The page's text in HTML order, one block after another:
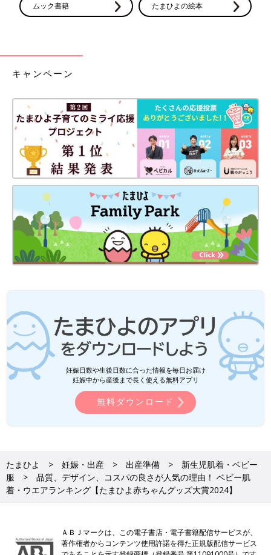
ムック書籍 たまひよの絵本
キャンペーン
妊娠日数や生後日数に合った情報を毎日お届け
妊娠中から産後まで長く使える無料アプリ
無料ダウンロード
たまひよ 妊娠・出産 出産準備
新生児肌着・ベビー
服
品質、デザイン、コスパの良さが人気の理由！ ベビー肌
着・ウエアランキング【たまひよ赤ちゃんグッズ大賞2024】
ＡＢＪマークは、この電子書店・電子書籍配信サービスが、
著作権者からコンテンツ使用許諾を得た正規版配信サービス